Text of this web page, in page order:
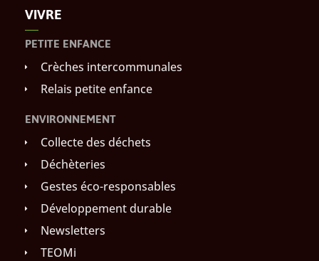
VIVRE
PETITE ENFANCE
Crèches intercommunales
Relais petite enfance
ENVIRONNEMENT
Collecte des déchets
Déchèteries
Gestes éco-responsables
Développement durable
Newsletters
TEOMi